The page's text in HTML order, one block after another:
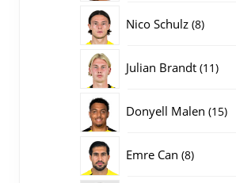
Nico Schulz 88
Julian Brandt 1111
Donyell Malen 1515
Emre Can 88